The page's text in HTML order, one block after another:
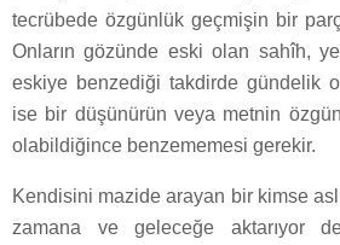
tecrübede özgünlük geçmişin bir
Onların gözünde eski olan sahîh,
eskiye benzediği takdirde gündelik
ise bir düşünürün veya metnin
olabildiğince benzememesi gerekir.
Kendisini mazide arayan bir kimse
zamana ve geleceğe aktarıyor